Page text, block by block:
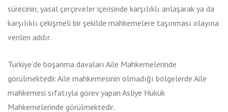
sürecinin, yasal çerçeveler içerisinde karşılıklı anlaşarak ya da
karşılıklı çekişmeli bir şekilde mahkemelere taşınması olayına
verilen addır.
Türkiye’de boşanma davaları Aile Mahkemelerinde
görülmektedir. Aile mahkemesinin olmadığı bölgelerde Aile
mahkemesi sıfatıyla görev yapan Asliye Hukuk
Mahkemelerinde görülmektedir.